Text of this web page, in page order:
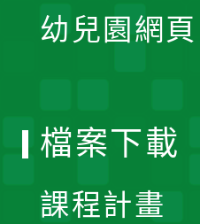
幼兒園網頁
檔案下載
課程計畫